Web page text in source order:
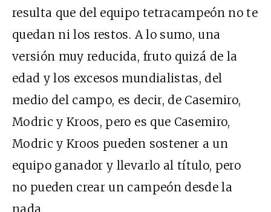
resulta que del equipo tetracampeón no te
quedan ni los restos. A lo sumo, una
versión muy reducida, fruto quizá de la
edad y los excesos mundialistas, del
medio del campo, es decir, de Casemiro,
Modric y Kroos, pero es que Casemiro,
Modric y Kroos pueden sostener a un
equipo ganador y llevarlo al título, pero
no pueden crear un campeón desde la
nada.